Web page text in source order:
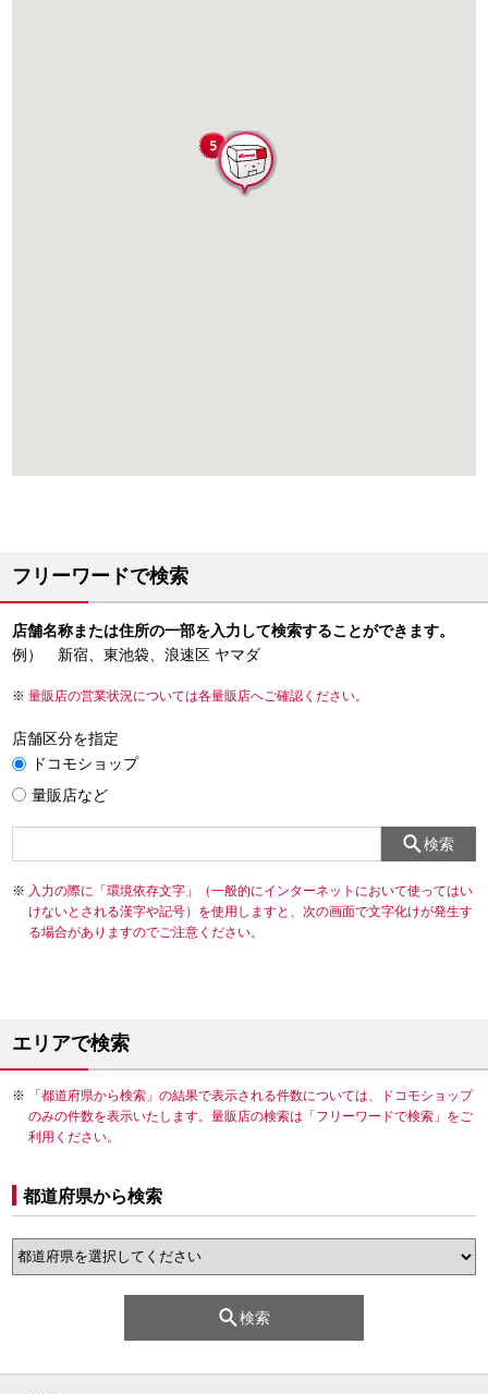
フリーワードで検索
店舗名称または住所の一部を入力して検索することができます。
例） 新宿、東池袋、浪速区 ヤマダ
量販店の営業状況については各量販店へご確認ください。
店舗区分を指定
ドコモショップ
量販店など
検索
入力の際に「環境依存文字」（一般的にインターネットにおいて使ってはい
けないとされる漢字や記号）を使用しますと、次の画面で文字化けが発生す
る場合がありますのでご注意ください。
エリアで検索
「都道府県から検索」の結果で表示される件数については、ドコモショップ
のみの件数を表示いたします。量販店の検索は「フリーワードで検索」をご
利用ください。
都道府県から検索
検索